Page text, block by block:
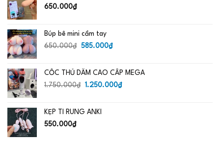
650.000₫
Búp bê mini cầm tay
650.000₫
Giá
650.000₫.
585.000₫Giá
là:
585.000₫.
CỐC THỦ DÂM CAO CẤP MEGA
1.750.000₫
Giá
1.750.000₫.
1.250.000₫Giá
KẸP TI RUNG ANKI
550.000₫